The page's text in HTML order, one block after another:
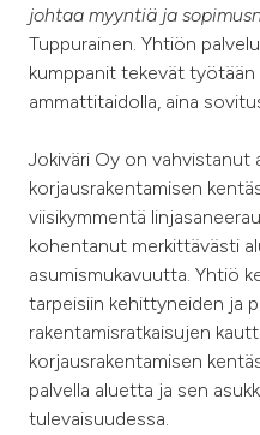
johtaa myyntiä ja
Tuppurainen. Yhtiön
kumppanit tekevät
ammattitaidolla, aina
Jokiväri Oy on vahvistanut
korjausrakentamisen
viisikymmentä
kohentanut merkittävästi
asumismukavuutta. Yhtiö
tarpeisiin kehittyneiden ja
rakentamisratkaisujen
korjausrakentamisen
palvella aluetta ja sen
tulevaisuudessa.